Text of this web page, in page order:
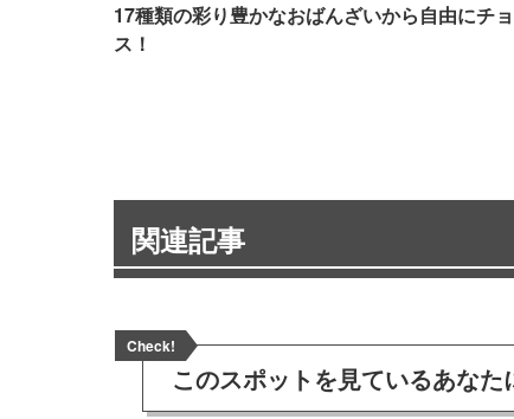
17種類の彩り豊かなおばんざいから自由にチ
ス！
関連記事
Check!
このスポットを見ているあなた